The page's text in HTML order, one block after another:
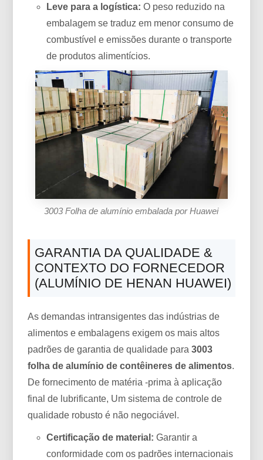
Leve para a logística: O peso reduzido na
embalagem se traduz em menor consumo de
combustível e emissões durante o transporte
de produtos alimentícios.
3003 Folha de alumínio embalada por Huawei
GARANTIA DA QUALIDADE &
CONTEXTO DO FORNECEDOR
(ALUMÍNIO DE HENAN HUAWEI)
As demandas intransigentes das indústrias de
alimentos e embalagens exigem os mais altos
padrões de garantia de qualidade para3003
folha de alumínio de contêineres de alimentos.
De fornecimento de matéria -prima à aplicação
final de lubrificante, Um sistema de controle de
qualidade robusto é não negociável.
Certificação de material: Garantir a
conformidade com os padrões internacionais